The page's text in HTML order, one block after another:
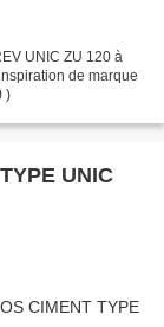
UNIC ZU 120 à
de marque
)
UNIC